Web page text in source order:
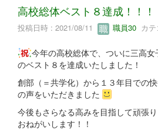
高校総体ベスト８達成！！！
投稿日時 : 2021/08/11 職員30 カ
今年の高校総体で、ついに三高
のベスト８を達成いたしました！
創部（＝共学化）から１３年目での
の声をいただきました
今後もさらなる高みを目指して頑張
おねがいします！！